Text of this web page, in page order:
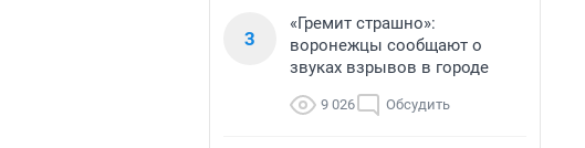
3
«Гремит страшно»:
воронежцы сообщают о
звуках взрывов в городе
9 026 Обсудить